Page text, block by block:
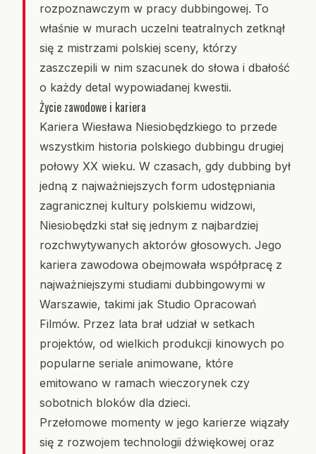
rozpoznawczym w pracy dubbingowej. To
właśnie w murach uczelni teatralnych zetknął
się z mistrzami polskiej sceny, którzy
zaszczepili w nim szacunek do słowa i dbałość
o każdy detal wypowiadanej kwestii.
Życie zawodowe i kariera
Kariera Wiesława Niesiobędzkiego to przede
wszystkim historia polskiego dubbingu drugiej
połowy XX wieku. W czasach, gdy dubbing był
jedną z najważniejszych form udostępniania
zagranicznej kultury polskiemu widzowi,
Niesiobędzki stał się jednym z najbardziej
rozchwytywanych aktorów głosowych. Jego
kariera zawodowa obejmowała współpracę z
najważniejszymi studiami dubbingowymi w
Warszawie, takimi jak Studio Opracowań
Filmów. Przez lata brał udział w setkach
projektów, od wielkich produkcji kinowych po
popularne seriale animowane, które
emitowano w ramach wieczorynek czy
sobotnich bloków dla dzieci.
Przełomowe momenty w jego karierze wiązały
się z rozwojem technologii dźwiękowej oraz